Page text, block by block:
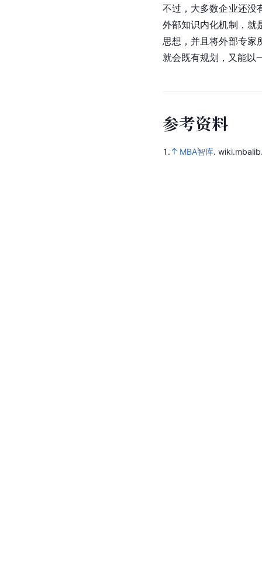
不过，大多数企业还没
外部知识内化机制，就
思想，并且将外部专家
就会既有规划，又能以
参考资料
1. MBA智库.